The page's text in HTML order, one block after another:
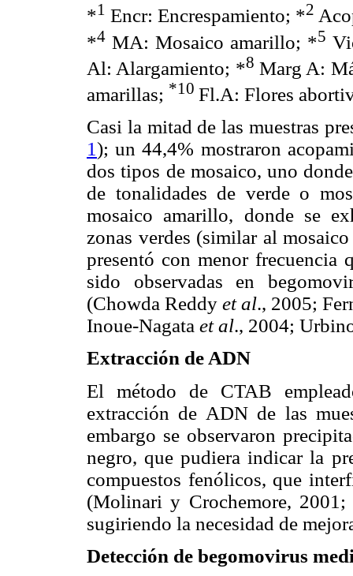
*1 Encr: Encrespamiento; *2
*4 MA: Mosaico amarillo; *5
Al: Alargamiento; *8 Marg A:
amarillas; *10 Fl.A: Flores
Casi la mitad de las muestras
1); un 44,4% mostraron
dos tipos de mosaico, uno
de tonalidades de verde o
mosaico amarillo, donde se
zonas verdes (similar al
presentó con menor frecuencia
sido observadas en
(Chowda Reddyet al., 2005;
Inoue-Nagata et al., 2004;
Extracción de ADN
El método de CTAB
extracción de ADN de las
embargo se observaron
negro, que pudiera indicar la
compuestos fenólicos, que
(Molinari y Crochemore,
sugiriendo la necesidad de
Detección de begomovirus